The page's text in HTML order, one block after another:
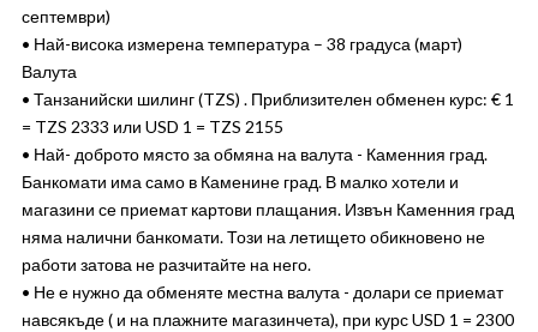
септември)
• Най-висока измерена температура – 38 градуса (март)
Валута
• Танзанийски шилинг (TZS) . Приблизителен обменен курс: € 1
= TZS 2333 или USD 1 = TZS 2155
• Най- доброто място за обмяна на валута - Каменния град.
Банкомати има само в Каменине град. В малко хотели и
магазини се приемат картови плащания. Извън Каменния град
няма налични банкомати. Този на летището обикновено не
работи затова не разчитайте на него.
• Не е нужно да обменяте местна валута - долари се приемат
навсякъде ( и на плажните магазинчета), при курс USD 1 = 2300